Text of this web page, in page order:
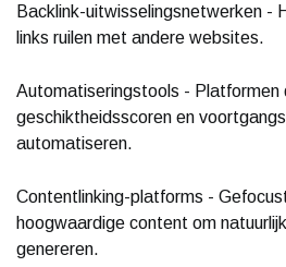
Backlink-uitwisselingsnetwerken -
links ruilen met andere websites.
Automatiseringstools - Platformen
geschiktheidsscoren en
automatiseren.
Contentlinking-platforms -
hoogwaardige content om
genereren.